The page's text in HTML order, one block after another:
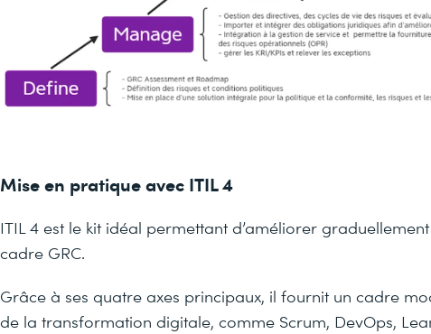
Mise en pratique avec ITIL 4
ITIL 4 est le kit idéal permettant d’améliorer
cadre GRC.
Grâce à ses quatre axes principaux, il fournit un cadre
de la transformation digitale, comme Scrum, DevOps,